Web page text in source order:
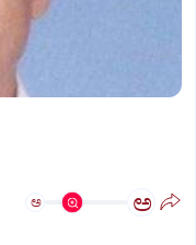
ಅ ಅ